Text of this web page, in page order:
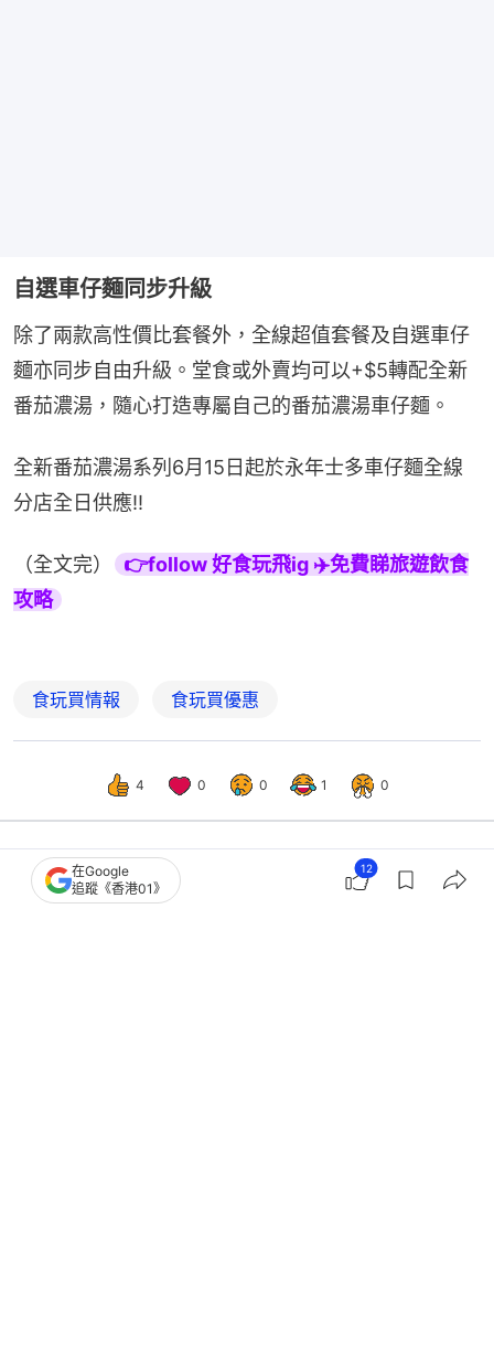
自選車仔麵同步升級
除了兩款高性價比套餐外，全線超值套餐及自選車仔
麵亦同步自由升級。堂食或外賣均可以+$5轉配全新
番茄濃湯，隨心打造專屬自己的番茄濃湯車仔麵。
全新番茄濃湯系列6月15日起於永年士多車仔麵全線
分店全日供應!!
（全文完）
👉follow 好食玩飛ig ✈️免費睇旅遊飲食
攻略
食玩買情報 食玩買優惠
4 0 0 1 0
生活 教煮
在Google
追蹤《香港01》
12